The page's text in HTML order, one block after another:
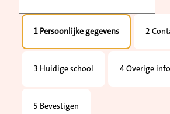
1 Persoonlijke gegevens 2
3 Huidige school 4 Overige
5 Bevestigen